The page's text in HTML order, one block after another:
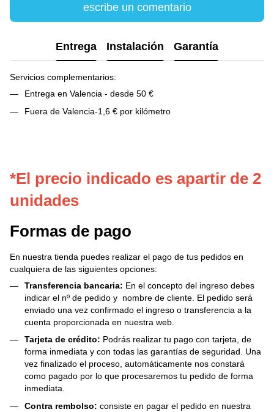
escribe un comentario
Entrega Instalación Garantía
Servicios complementarios:
Entrega en Valencia - desde 50 €
Fuera de Valencia-1,6 € por kilómetro
*El precio indicado es apartir de 2
unidades
Formas de pago
En nuestra tienda puedes realizar el pago de tus pedidos en
cualquiera de las siguientes opciones:
Transferencia bancaria: En el concepto del ingreso debes
indicar el nº de pedido y nombre de cliente. El pedido será
enviado una vez confirmado el ingreso o transferencia a la
cuenta proporcionada en nuestra web.
Tarjeta de crédito: Podrás realizar tu pago con tarjeta, de
forma inmediata y con todas las garantías de seguridad. Una
vez finalizado el proceso, automáticamente nos constará
como pagado por lo que procesaremos tu pedido de forma
inmediata.
Contra rembolso: consiste en pagar el pedido en nuestra